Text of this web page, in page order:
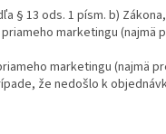
§ 13 ods. 1 písm. b) Zákona,
marketingu (najmä
marketingu (najmä
že nedošlo k